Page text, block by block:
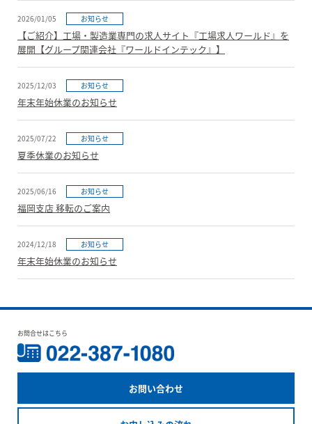
2026/01/05 お知らせ
【ご紹介】工場・製造業専門の求人サイト『工場求人ワールド』を
展開【グループ関連会社『ワールドインテック』】
2025/12/03 お知らせ
年末年始休業のお知らせ
2025/07/22 お知らせ
夏季休業のお知らせ
2025/06/16 お知らせ
福岡支店 移転のご案内
2024/12/18 お知らせ
年末年始休業のお知らせ
お問合せはこちら
お問い合わせ